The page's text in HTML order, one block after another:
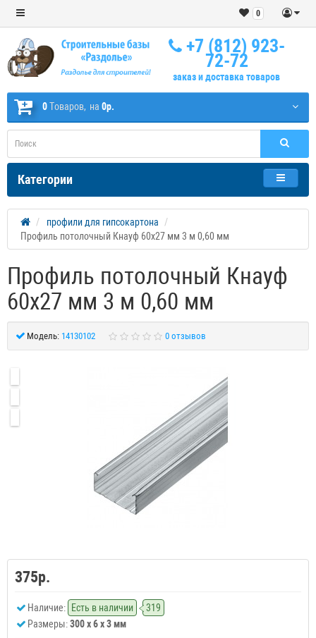
0
+7 (812) 923-
72-72
заказ и доставка товаров
0Tоваров, на 0р.
Категории
профили для гипсокартона
Профиль потолочный Кнауф 60х27 мм 3 м 0,60 мм
Профиль потолочный Кнауф
60х27 мм 3 м 0,60 мм
Модель: 14130102 0 отзывов
375р.
Наличие: Есть в наличии
319
Размеры:300 x 6 x 3 мм